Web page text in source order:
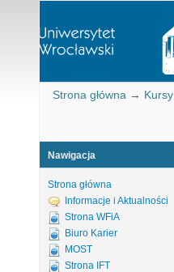
Strona główna → Kursy
Nawigacja
Strona główna
Informacje i Aktualności
Strona WFiA
Biuro Karier
MOST
Strona IFT